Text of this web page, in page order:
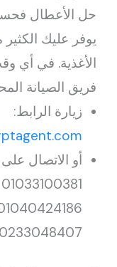
حل الأعطال
يوفر عليك
الأغذية. في أي
فريق الصيانة
زيارة الرابط:
0233048407 – 19224